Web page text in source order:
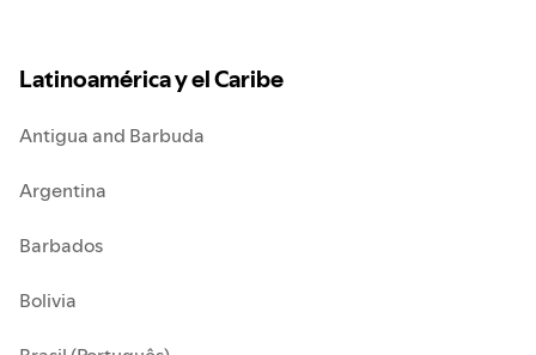
Latinoamérica y el Caribe
Antigua and Barbuda
Argentina
Barbados
Bolivia